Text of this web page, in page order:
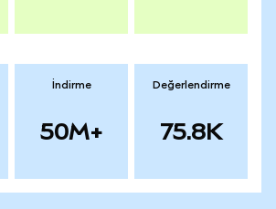
İndirme
50M+
Değerlendirme
75.8K